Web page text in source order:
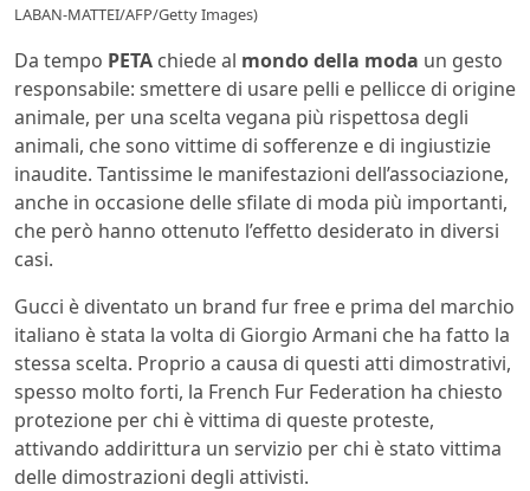
LABAN-MATTEI/AFP/Getty Images)
Da tempo PETA chiede al mondo della moda un gesto
responsabile: smettere di usare pelli e pellicce di origine
animale, per una scelta vegana più rispettosa degli
animali, che sono vittime di sofferenze e di ingiustizie
inaudite. Tantissime le manifestazioni dell’associazione,
anche in occasione delle sfilate di moda più importanti,
che però hanno ottenuto l’effetto desiderato in diversi
casi.
Gucci è diventato un brand fur free e prima del marchio
italiano è stata la volta di Giorgio Armani che ha fatto la
stessa scelta. Proprio a causa di questi atti dimostrativi,
spesso molto forti, la French Fur Federation ha chiesto
protezione per chi è vittima di queste proteste,
attivando addirittura un servizio per chi è stato vittima
delle dimostrazioni degli attivisti.